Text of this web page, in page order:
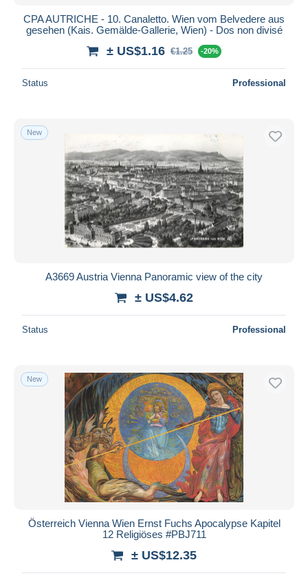
CPA AUTRICHE - 10. Canaletto. Wien vom Belvedere aus
gesehen (Kais. Gemälde-Gallerie, Wien) - Dos non divisé
± US$1.16 €1.25 -20%
Status Professional
New
A3669 Austria Vienna Panoramic view of the city
± US$4.62
Status Professional
New
Österreich Vienna Wien Ernst Fuchs Apocalypse Kapitel
12 Religiöses #PBJ711
± US$12.35